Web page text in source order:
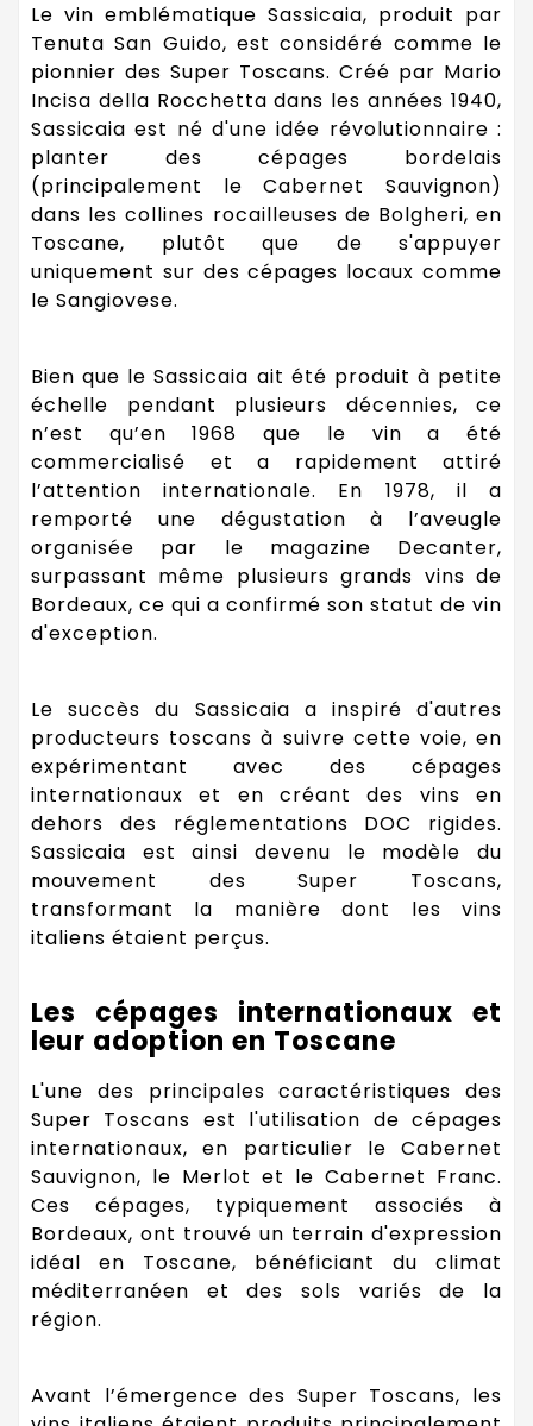
Le vin emblématique Sassicaia, produit par
Tenuta San Guido, est considéré comme le
pionnier des Super Toscans. Créé par Mario
Incisa della Rocchetta dans les années 1940,
Sassicaia est né d'une idée révolutionnaire :
planter des cépages bordelais
(principalement le Cabernet Sauvignon)
dans les collines rocailleuses de Bolgheri, en
Toscane, plutôt que de s'appuyer
uniquement sur des cépages locaux comme
le Sangiovese.
Bien que le Sassicaia ait été produit à petite
échelle pendant plusieurs décennies, ce
n’est qu’en 1968 que le vin a été
commercialisé et a rapidement attiré
l’attention internationale. En 1978, il a
remporté une dégustation à l’aveugle
organisée par le magazine Decanter,
surpassant même plusieurs grands vins de
Bordeaux, ce qui a confirmé son statut de vin
d'exception.
Le succès du Sassicaia a inspiré d'autres
producteurs toscans à suivre cette voie, en
expérimentant avec des cépages
internationaux et en créant des vins en
dehors des réglementations DOC rigides.
Sassicaia est ainsi devenu le modèle du
mouvement des Super Toscans,
transformant la manière dont les vins
italiens étaient perçus.
Les cépages internationaux et
leur adoption en Toscane
L'une des principales caractéristiques des
Super Toscans est l'utilisation de cépages
internationaux, en particulier le Cabernet
Sauvignon, le Merlot et le Cabernet Franc.
Ces cépages, typiquement associés à
Bordeaux, ont trouvé un terrain d'expression
idéal en Toscane, bénéficiant du climat
méditerranéen et des sols variés de la
région.
Avant l’émergence des Super Toscans, les